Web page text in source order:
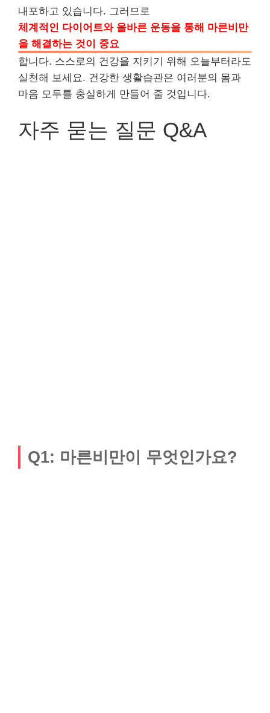
내포하고 있습니다. 그러므로
체계적인 다이어트와 올바른 운동을 통해 마른비만
을 해결하는 것이 중요
합니다. 스스로의 건강을 지키기 위해 오늘부터라도
실천해 보세요. 건강한 생활습관은 여러분의 몸과
마음 모두를 충실하게 만들어 줄 것입니다.
자주 묻는 질문 Q&A
Q1: 마른비만이 무엇인가요?